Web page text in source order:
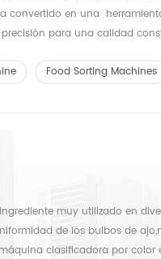
convertido en una
para una calidad
Food Sorting Machines
muy utilizado en
de los bulbos de
clasificadora por color